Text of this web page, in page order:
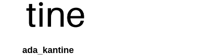
ada_kantine